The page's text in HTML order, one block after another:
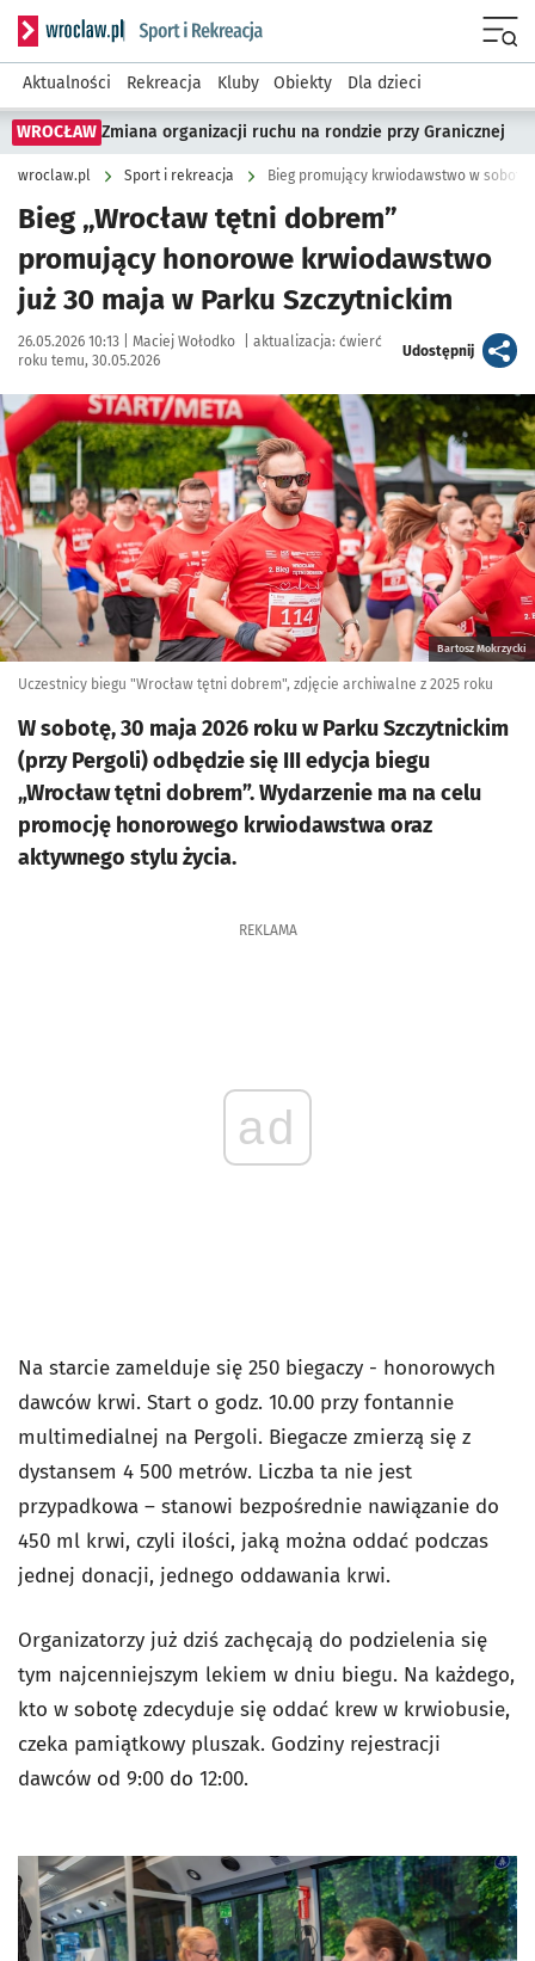
Serwis informacyjny wroclaw.pl podserwis: Sport i rekreacja
Aktualności Rekreacja Kluby Obiekty Dla dzieci
WROCŁAW Zmiana organizacji ruchu na rondzie przy Granicznej
wroclaw.pl Sport i rekreacja Bieg promujący krwiodawstwo w sobotę
Bieg „Wrocław tętni dobrem”
promujący honorowe krwiodawstwo
już 30 maja w Parku Szczytnickim
Data publikacji:
26.05.2026 10:13 | Autor:
Maciej Wołodko aktualizacja: ćwierć
roku temu, 30.05.2026
Udostępnijartykuł
Kliknij, aby powiększyć
Bartosz Mokrzycki
Uczestnicy biegu "Wrocław tętni dobrem", zdjęcie archiwalne z 2025 roku
W sobotę, 30 maja 2026 roku w Parku Szczytnickim
(przy Pergoli) odbędzie się III edycja biegu
„Wrocław tętni dobrem”. Wydarzenie ma na celu
promocję honorowego krwiodawstwa oraz
aktywnego stylu życia.
REKLAMA
ad
Na starcie zamelduje się 250 biegaczy - honorowych
dawców krwi. Start o godz. 10.00 przy fontannie
multimedialnej na Pergoli. Biegacze zmierzą się z
dystansem 4 500 metrów. Liczba ta nie jest
przypadkowa – stanowi bezpośrednie nawiązanie do
450 ml krwi, czyli ilości, jaką można oddać podczas
jednej donacji, jednego oddawania krwi.
Organizatorzy już dziś zachęcają do podzielenia się
tym najcenniejszym lekiem w dniu biegu. Na każdego,
kto w sobotę zdecyduje się oddać krew w krwiobusie,
czeka pamiątkowy pluszak. Godziny rejestracji
dawców od 9:00 do 12:00.